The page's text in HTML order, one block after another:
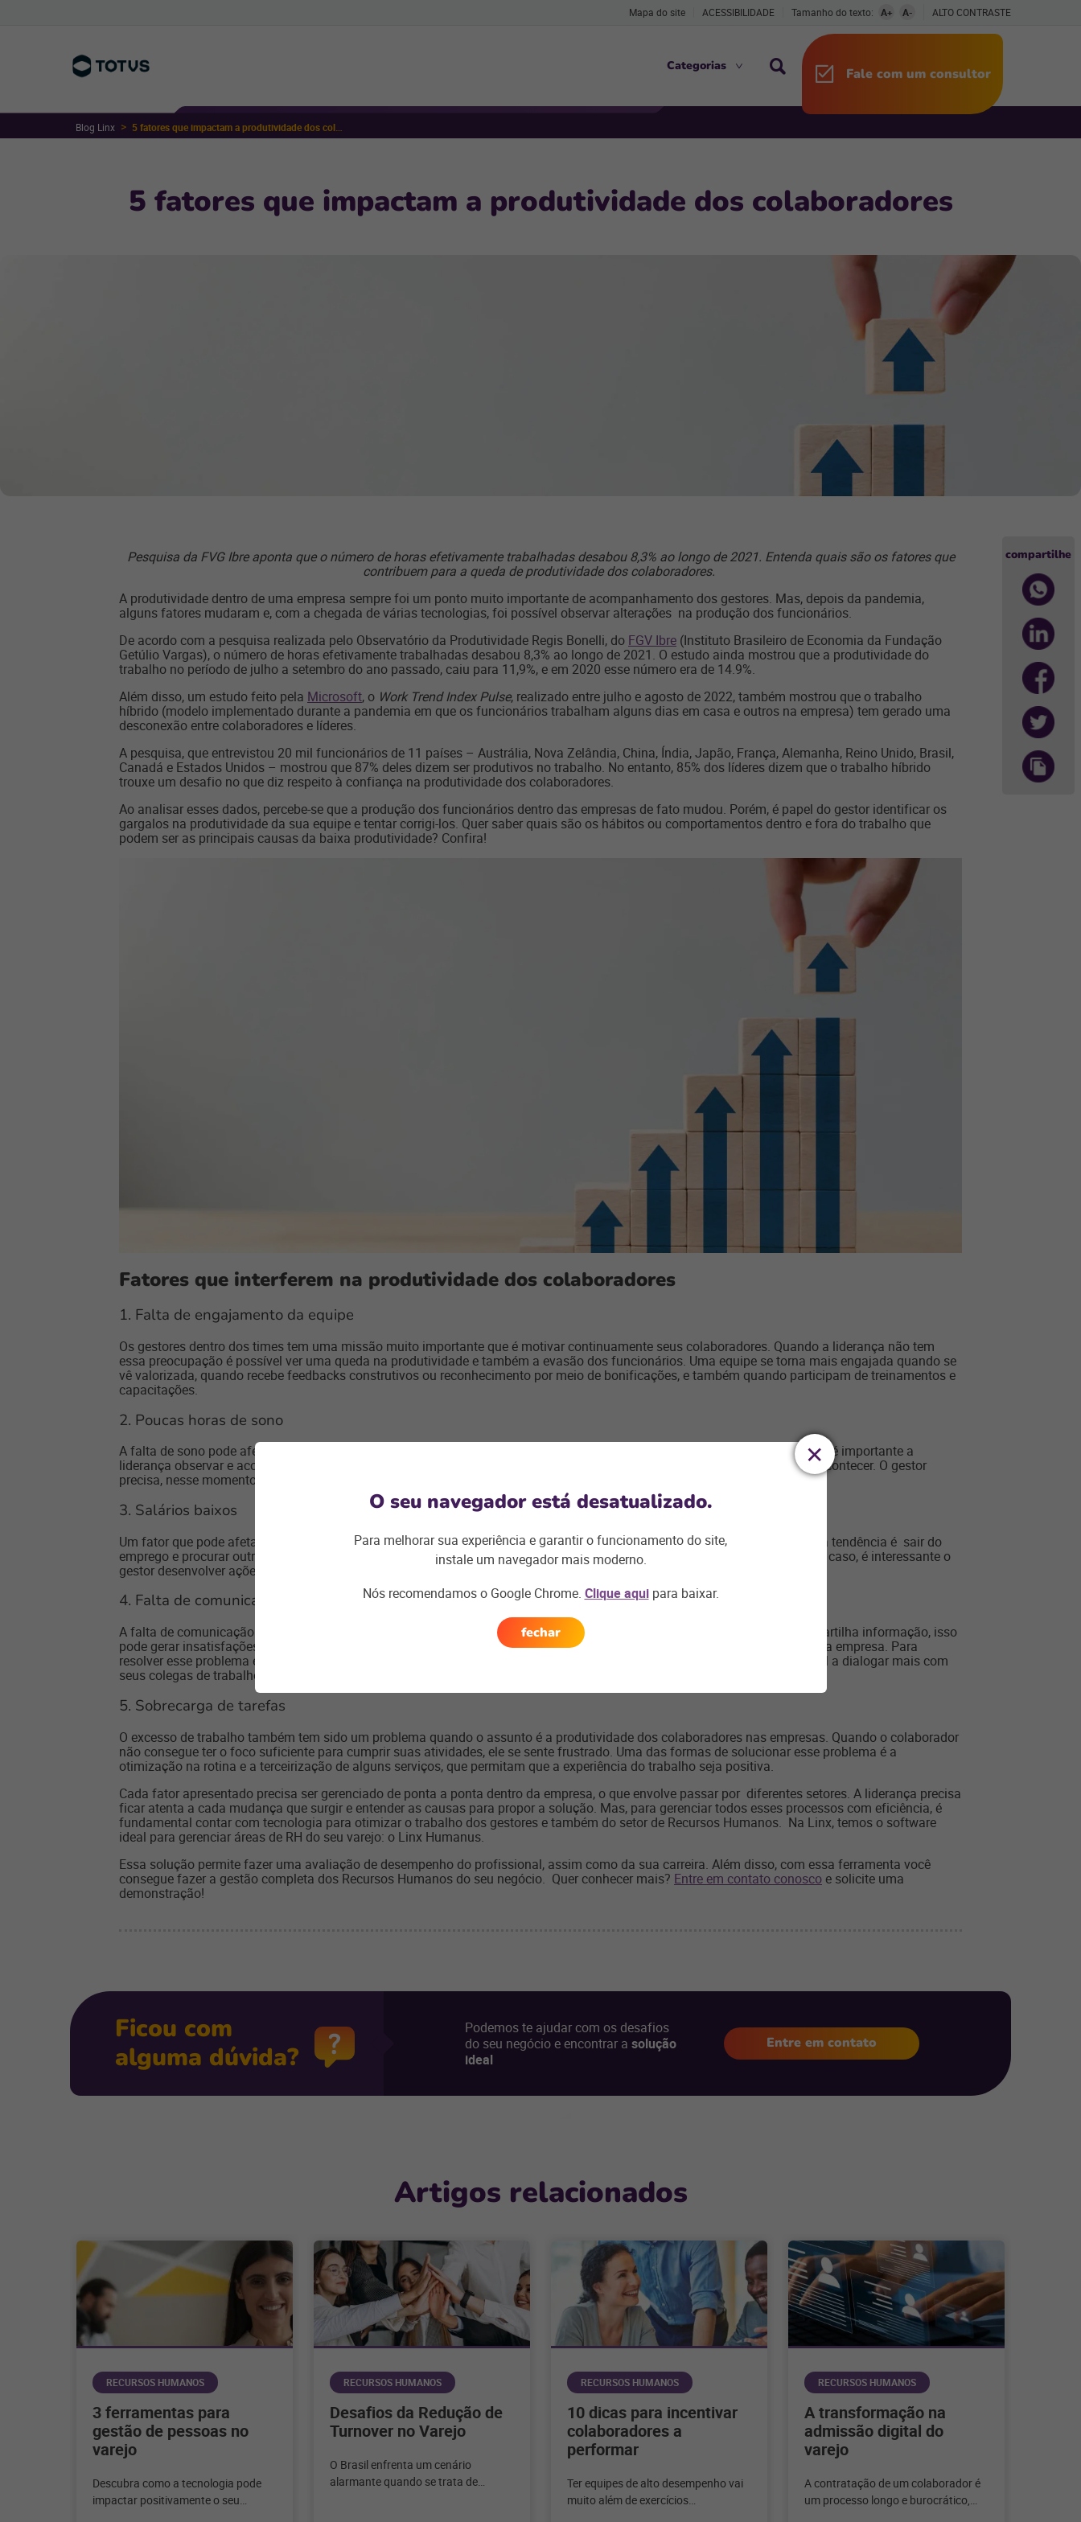
Mapa do site ACESSIBILIDADE Tamanho do texto: A+ A- ALTO CONTRASTE
Categorias Fale com um consultor
Blog Linx
5 fatores que impactam a produtividade dos colaboradores
Pesquisa da FVG Ibre aponta que o número de horas efetivamente trabalhadas desabou 8,3% ao longo de 2021. Entenda quais são os fatores que
contribuem para a queda de produtividade dos colaboradores.
A produtividade dentro de uma empresa sempre foi um ponto muito importante de acompanhamento dos gestores. Mas, depois da pandemia,
alguns fatores mudaram e, com a chegada de várias tecnologias, foi possível observar alterações na produção dos funcionários.
De acordo com a pesquisa realizada pelo Observatório da Produtividade Regis Bonelli, do FGV Ibre (Instituto Brasileiro de Economia da Fundação
Getúlio Vargas), o número de horas efetivamente trabalhadas desabou 8,3% ao longo de 2021. O estudo ainda mostrou que a produtividade do
trabalho no período de julho a setembro do ano passado, caiu para 11,9%, e em 2020 esse número era de 14.9%.
Além disso, um estudo feito pela Microsoft, o Work Trend Index Pulse, realizado entre julho e agosto de 2022, também mostrou que o trabalho
híbrido (modelo implementado durante a pandemia em que os funcionários trabalham alguns dias em casa e outros na empresa) tem gerado uma
desconexão entre colaboradores e líderes.
A pesquisa, que entrevistou 20 mil funcionários de 11 países – Austrália, Nova Zelândia, China, Índia, Japão, França, Alemanha, Reino Unido, Brasil,
Canadá e Estados Unidos – mostrou que 87% deles dizem ser produtivos no trabalho. No entanto, 85% dos líderes dizem que o trabalho híbrido
trouxe um desafio no que diz respeito à confiança na produtividade dos colaboradores.
Ao analisar esses dados, percebe-se que a produção dos funcionários dentro das empresas de fato mudou. Porém, é papel do gestor identificar os
gargalos na produtividade da sua equipe e tentar corrigi-los. Quer saber quais são os hábitos ou comportamentos dentro e fora do trabalho que
podem ser as principais causas da baixa produtividade? Confira!
Fatores que interferem na produtividade dos colaboradores
1. Falta de engajamento da equipe
Os gestores dentro dos times tem uma missão muito importante que é motivar continuamente seus colaboradores. Quando a liderança não tem
essa preocupação é possível ver uma queda na produtividade e também a evasão dos funcionários. Uma equipe se torna mais engajada quando se
vê valorizada, quando recebe feedbacks construtivos ou reconhecimento por meio de bonificações, e também quando participam de treinamentos e
capacitações.
2. Poucas horas de sono
A falta de sono pode afetar não somente a produtividade, como também a saúde física e mental do profissional. Nesse caso, é importante a
liderança observar e acompanhar o rendimento do colaborador e entender a causa das poucas horas de sono, quando isso acontecer. O gestor
precisa, nesse momento, desenvolver ações que possam ajudar o funcionário a ter mais qualidade de vida.
3. Salários baixos
Um fator que pode afetar a produção do funcionário é o salário baixo. Quando ele não se sente valorizado financeiramente, a tendência é sair do
emprego e procurar outra vaga no mercado que corresponda às expectativas de salário que ele considera mais justas. Nesse caso, é interessante o
gestor desenvolver ações que permitam o crescimento do profissional e, junto disso, aumentem o salário também.
4. Falta de comunicação interna
A falta de comunicação interna é um dos principais problemas de produtividade dentro das empresas. Quando não se compartilha informação, isso
pode gerar insatisfações e quedas no rendimento do funcionário, pois esse tipo de ação faz com que ele não se sinta parte da empresa. Para
resolver esse problema é importante investir em e-mails internos, murais, redes corporativas, além de incentivar o profissional a dialogar mais com
seus colegas de trabalho para integrar toda empresa.
5. Sobrecarga de tarefas
O excesso de trabalho também tem sido um problema quando o assunto é a produtividade dos colaboradores nas empresas. Quando o colaborador
não consegue ter o foco suficiente para cumprir suas atividades, ele se sente frustrado. Uma das formas de solucionar esse problema é a
otimização na rotina e a terceirização de alguns serviços, que permitam que a experiência do trabalho seja positiva.
Cada fator apresentado precisa ser gerenciado de ponta a ponta dentro da empresa, o que envolve passar por diferentes setores. A liderança precisa
ficar atenta a cada mudança que surgir e entender as causas para propor a solução. Mas, para gerenciar todos esses processos com eficiência, é
fundamental contar com tecnologia para otimizar o trabalho dos gestores e também do setor de Recursos Humanos. Na Linx, temos o software
ideal para gerenciar áreas de RH do seu varejo: o Linx Humanus.
Essa solução permite fazer uma avaliação de desempenho do profissional, assim como da sua carreira. Além disso, com essa ferramenta você
consegue fazer a gestão completa dos Recursos Humanos do seu negócio. Quer conhecer mais? Entre em contato conosco e solicite uma
demonstração!
compartilhe
Ficou com
alguma dúvida?
Podemos te ajudar com os desafios
do seu negócio e encontrar a solução
ideal
Entre em contato
Artigos relacionados
RECURSOS HUMANOS
3 ferramentas para
gestão de pessoas no
varejo
Descubra como a tecnologia pode
impactar positivamente o seu
RECURSOS HUMANOS
Desafios da Redução de
Turnover no Varejo
O Brasil enfrenta um cenário
alarmante quando se trata de
RECURSOS HUMANOS
10 dicas para incentivar
colaboradores a
performar
Ter equipes de alto desempenho vai
muito além de exercícios
RECURSOS HUMANOS
A transformação na
admissão digital do
varejo
A contratação de um colaborador é
um processo longo e burocrático,
O seu navegador está desatualizado.
Para melhorar sua experiência e garantir o funcionamento do site,
instale um navegador mais moderno.
Nós recomendamos o Google Chrome. Clique aquipara baixar.
fechar